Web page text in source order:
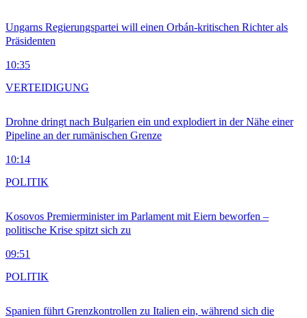
Ungarns Regierungspartei will einen Orbán-kritischen Richter als
Präsidenten
10:35
Drohne dringt nach Bulgarien ein und explodiert in der Nähe einer
Pipeline an der rumänischen Grenze
10:14
VERTEIDIGUNG
Kosovos Premierminister im Parlament mit Eiern beworfen –
politische Krise spitzt sich zu
09:51
POLITIK
Spanien führt Grenzkontrollen zu Italien ein, während sich die
POLITIK